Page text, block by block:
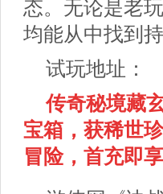
态。无论是老
均能从中找到持
试玩地址：
传奇秘境藏
宝箱，获稀世
冒险，首充即